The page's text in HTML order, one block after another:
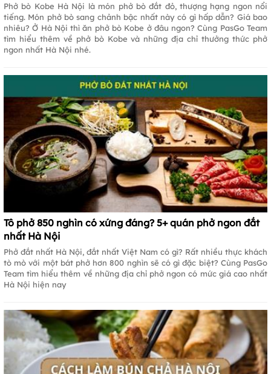
Phở bò Kobe Hà Nội là món phở bò đắt đỏ, thượng hạng ngon nổi
tiếng. Món phở bò sang chảnh bậc nhất này có gì hấp dẫn? Giá bao
nhiêu? Ở Hà Nội thì ăn phở bò Kobe ở đâu ngon? Cùng PasGo Team
tìm hiểu thêm về phở bò Kobe và những địa chỉ thưởng thức phở
ngon nhất Hà Nội nhé.
Tô phở 850 nghìn có xứng đáng? 5+ quán phở ngon đắt
nhất Hà Nội
Phở đắt nhất Hà Nội, đắt nhất Việt Nam có gì? Rất nhiều thực khách
tò mò với một bát phở hơn 800 nghìn sẽ có gì đặc biệt? Cùng PasGo
Team tìm hiểu thêm về những địa chỉ phở ngon có mức giá cao nhất
Hà Nội hiện nay